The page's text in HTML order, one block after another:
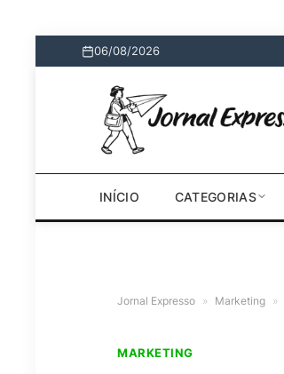
06/08/2026
INÍCIO CATEGORIAS
Jornal Expresso » Marketing »
MARKETING